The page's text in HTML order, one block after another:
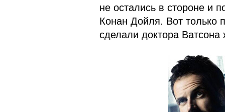
не остались в стороне и
Конан Дойля. Вот только
сделали доктора